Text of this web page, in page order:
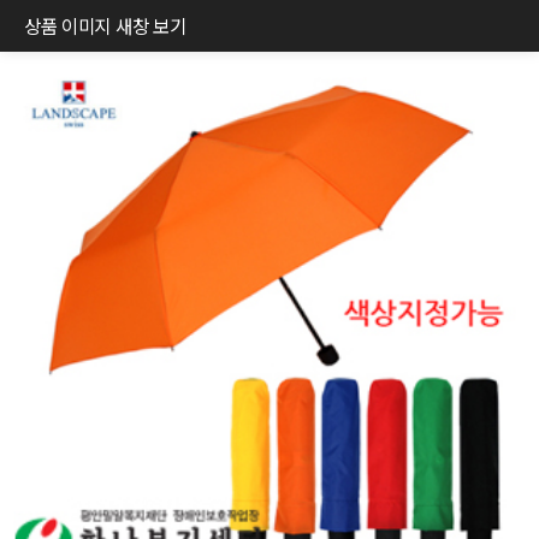
상품 이미지 새창 보기